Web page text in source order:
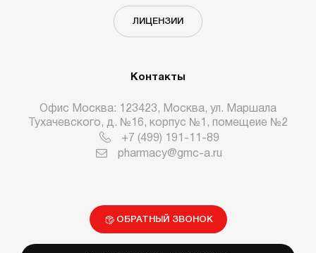
ЛИЦЕНЗИИ
Контакты
Офис Москва: 123423, Москва, ул. Маршала
Тухачевского, д. №16, корпус №1, помещеие №2
+7 (499) 191-11-89
pharmacy@gmc-a.ru
ОБРАТНЫЙ ЗВОНОК